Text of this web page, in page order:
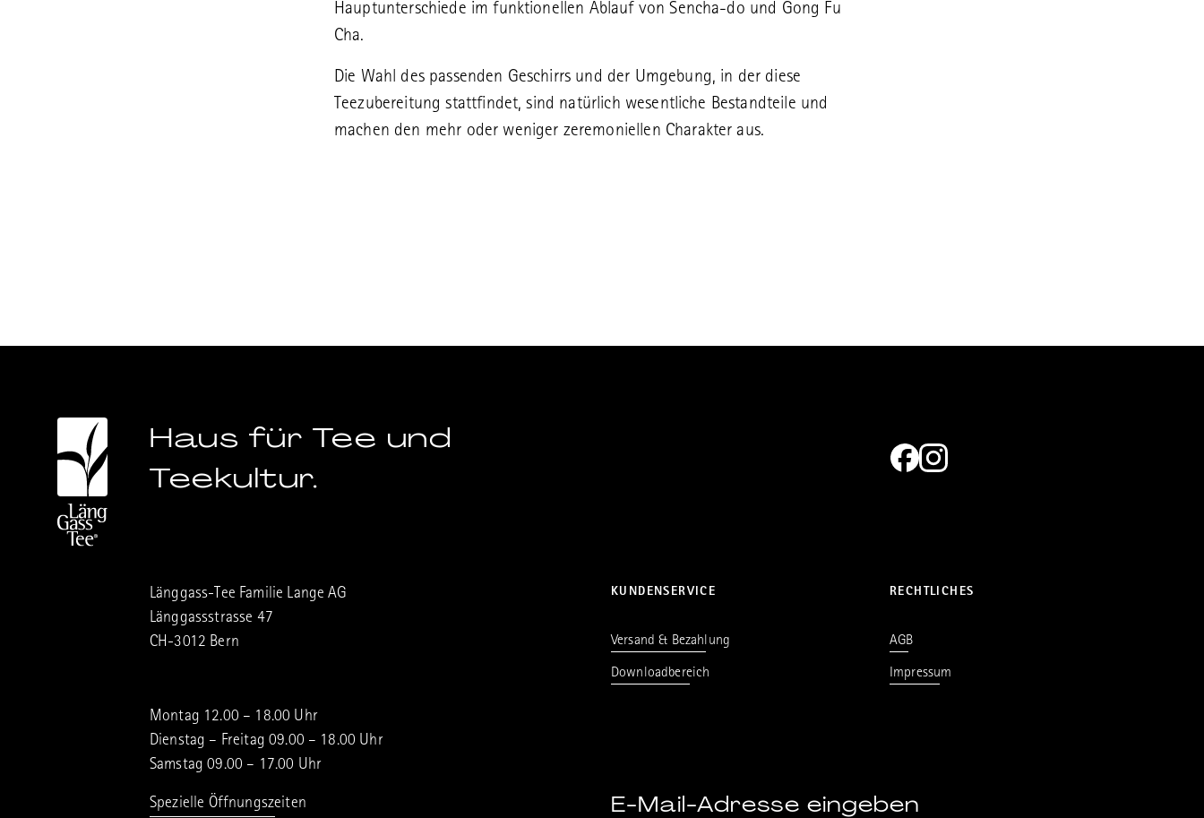
Hauptunterschiede im funktionellen Ablauf von Sencha-do und Gong Fu
Cha.
Die Wahl des passenden Geschirrs und der Umgebung, in der diese
Teezubereitung stattfindet, sind natürlich wesentliche Bestandteile und
machen den mehr oder weniger zeremoniellen Charakter aus.
Haus für Tee und
Teekultur.
Länggass-Tee Familie Lange AG
Länggassstrasse 47
CH-3012 Bern
Montag 12.00 – 18.00 Uhr
Dienstag – Freitag 09.00 – 18.00 Uhr
Samstag 09.00 – 17.00 Uhr
Spezielle Öffnungszeiten
KUNDENSERVICE
Versand & Bezahlung
Downloadbereich
RECHTLICHES
AGB
Impressum